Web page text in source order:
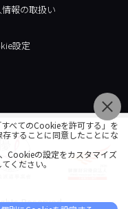
報の取扱い
設定
Reserved.
べてのCookieを許可する」を
することに同意したことにな
Cookieの設定をカスタマイズ
ください。